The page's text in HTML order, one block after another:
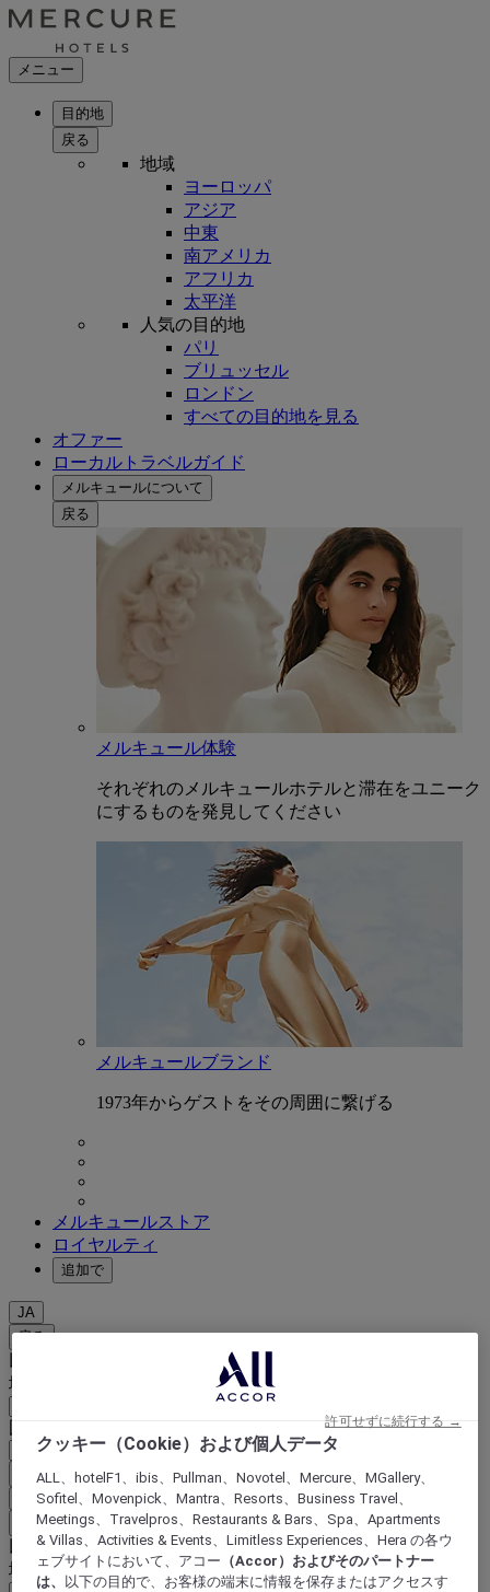
メニュー
目的地
戻る
地域
ヨーロッパ
アジア
中東
南アメリカ
アフリカ
太平洋
人気の目的地
パリ
ブリュッセル
ロンドン
すべての目的地を見る
オファー
ローカルトラベルガイド
メルキュールについて
戻る
メルキュール体験
それぞれのメルキュールホテルと滞在をユニーク
にするものを発見してください
メルキュールブランド
1973年からゲストをその周囲に繋げる
メルキュールストア
ロイヤルティ
追加で
JA
戻る
地域
国/地域 - 言語
国と言語を確定
EUR (€)
戻る
以下で通貨を選択
地域
クッキー（Cookie）および個人データ
ALL、hotelF1、ibis、Pullman、Novotel、Mercure、MGallery、
Sofitel、Movenpick、Mantra、Resorts、Business Travel、
Meetings、Travelpros、Restaurants & Bars、Spa、Apartments
& Villas、Activities & Events、Limitless Experiences、Hera の各ウ
ェブサイトにおいて、アコー （Accor）およびそのパートナー
は、 以下の目的で、お客様の端末に情報を保存またはアクセスす
許可せずに続行する →